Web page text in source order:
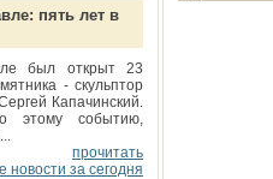
пять лет в
был открыт 23
- скульптор
Капачинский.
этому событию,
прочитать
новости за сегодня